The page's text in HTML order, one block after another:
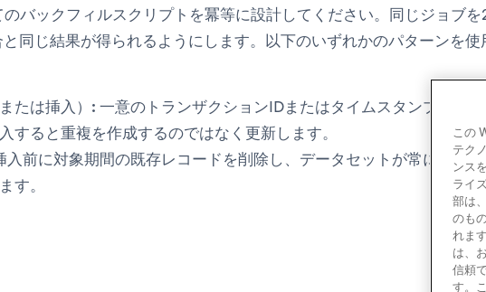
のバックフィルスクリプトを冪等に設計してください。同じジョブを
同じ結果が得られるようにします。以下のいずれかのパターンを使
たは挿入）: 一意のトランザクションIDまたはタイムスタンプをキー
すると重複を作成するのではなく更新します。
入前に対象期間の既存レコードを削除し、データセットが常にクリ
す。
この
テク
ンス
ライ
部は
のも
れま
は、
信頼
す。